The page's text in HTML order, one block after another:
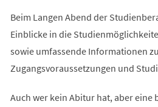
Beim Langen Abend der
Einblicke in die
sowie umfassende Informationen zu
Zugangsvoraussetzungen und
Auch wer kein Abitur hat, aber